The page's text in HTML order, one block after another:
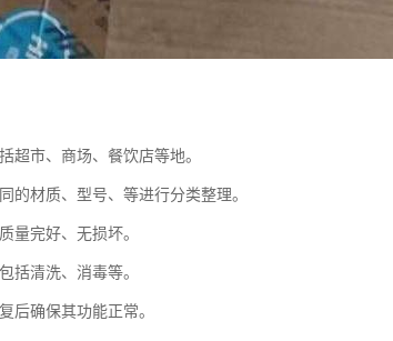
超市、商场、餐饮店等地。
的材质、型号、等进行分类整理。
量完好、无损坏。
括清洗、消毒等。
后确保其功能正常。